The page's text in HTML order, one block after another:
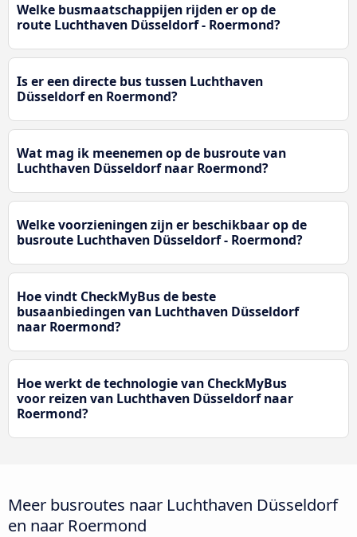
Welke busmaatschappijen rijden er op de
route Luchthaven Düsseldorf - Roermond?
Is er een directe bus tussen Luchthaven
Düsseldorf en Roermond?
Wat mag ik meenemen op de busroute van
Luchthaven Düsseldorf naar Roermond?
Welke voorzieningen zijn er beschikbaar op de
busroute Luchthaven Düsseldorf - Roermond?
Hoe vindt CheckMyBus de beste
busaanbiedingen van Luchthaven Düsseldorf
naar Roermond?
Hoe werkt de technologie van CheckMyBus
voor reizen van Luchthaven Düsseldorf naar
Roermond?
Meer busroutes naar Luchthaven Düsseldorf
en naar Roermond